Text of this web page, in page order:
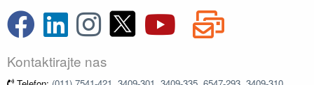
Kontaktirajte nas